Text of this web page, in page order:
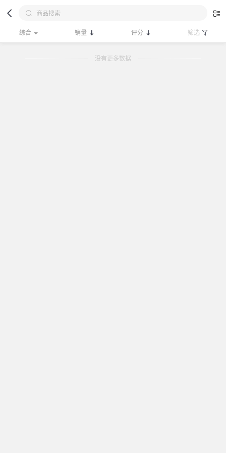
综合 销量 评分 筛选
没有更多数据